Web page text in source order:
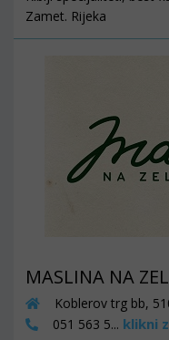
Zamet. Rijeka
MASLINA NA
Koblerov trg bb,
051 563 5... klikni